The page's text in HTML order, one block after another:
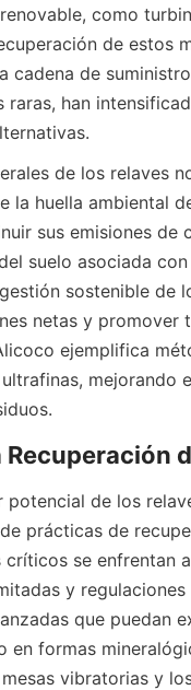
como
de estos
cadena de
raras, han
de los relaves
la huella ambiental
sus emisiones
suelo asociada
sostenible de
netas y
ejemplifica
mejorando
de los
prácticas de
críticos se enfrentan
y
que puedan
en formas
vibratorias y